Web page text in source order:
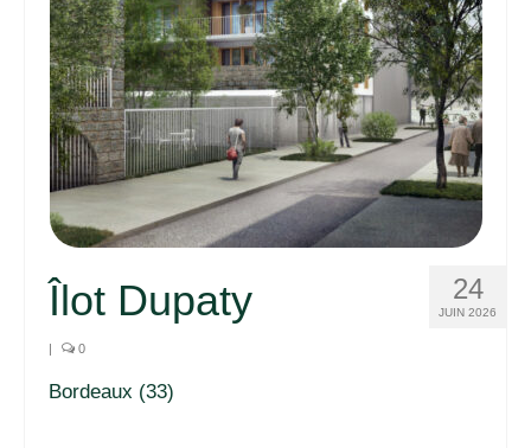
24
JUIN 2026
Îlot Dupaty
| 0
Bordeaux (33)